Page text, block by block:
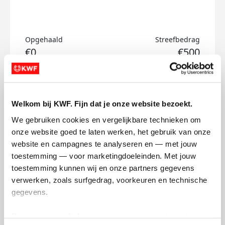
Welkom bij KWF. Fijn dat je onze website bezoekt.
We gebruiken cookies en vergelijkbare technieken om
onze website goed te laten werken, het gebruik van onze
website en campagnes te analyseren en — met jouw
toestemming — voor marketingdoeleinden. Met jouw
toestemming kunnen wij en onze partners gegevens
verwerken, zoals surfgedrag, voorkeuren en technische
gegevens.
Opgehaald
€0
Streefbedrag
€500
Doneer
Mariette's badges